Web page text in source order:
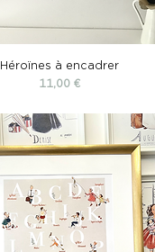
Héroïnes à encadrer
Prix
11,00 €